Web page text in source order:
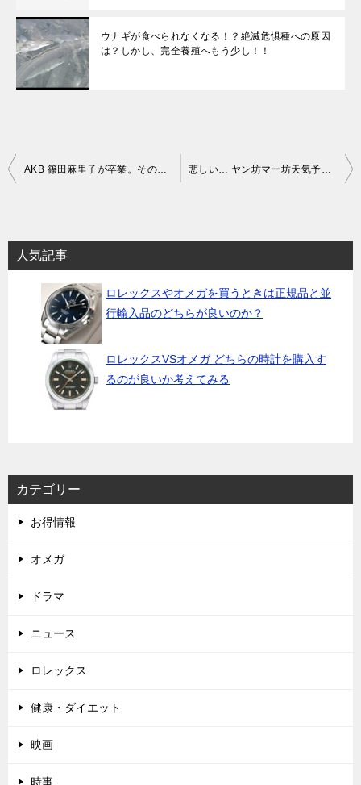
ウナギが食べられなくなる！？絶滅危惧種への原因
は？しかし、完全養殖へもう少し！！
投
ビ
ゲ
AKB 篠田麻里子が卒業。その理由はricori（リコリ）注力のため？ 悲しい… ヤン坊マー坊天気予報 終了の理由と背景。業績悪化？ブランド再構築のため？
人気記事
ロレックスやオメガを買うときは正規品と並
行輸入品のどちらが良いのか？
ロレックスVSオメガ どちらの時計を購入す
るのが良いか考えてみる
カテゴリー
お得情報
オメガ
ドラマ
ニュース
ロレックス
健康・ダイエット
映画
時事